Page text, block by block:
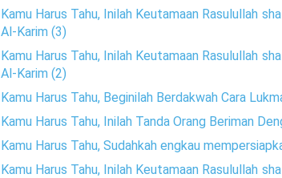
Kamu Harus Tahu, Inilah Keutamaan Rasulullah
Al-Karim (3)
Kamu Harus Tahu, Inilah Keutamaan Rasulullah
Al-Karim (2)
Kamu Harus Tahu, Beginilah Berdakwah Cara
Kamu Harus Tahu, Inilah Tanda Orang Beriman
Kamu Harus Tahu, Sudahkah engkau
Kamu Harus Tahu, Inilah Keutamaan Rasulullah